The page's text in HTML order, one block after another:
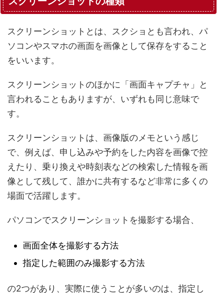
スクリーンショットとは、スクショとも言われ、パ
ソコンやスマホの画面を画像として保存をすること
をいいます。
スクリーンショットのほかに「画面キャプチャ」と
言われることもありますが、いずれも同じ意味で
す。
スクリーンショットは、画像版のメモという感じ
で、例えば、申し込みや予約をした内容を画像で控
えたり、乗り換えや時刻表などの検索した情報を画
像として残して、誰かに共有するなど非常に多くの
場面で活躍します。
パソコンでスクリーンショットを撮影する場合、
画面全体を撮影する方法
指定した範囲のみ撮影する方法
の2つがあり、実際に使うことが多いのは、指定し